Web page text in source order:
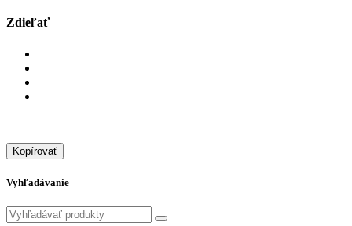
Zdieľať
Kopírovať
Vyhľadávanie